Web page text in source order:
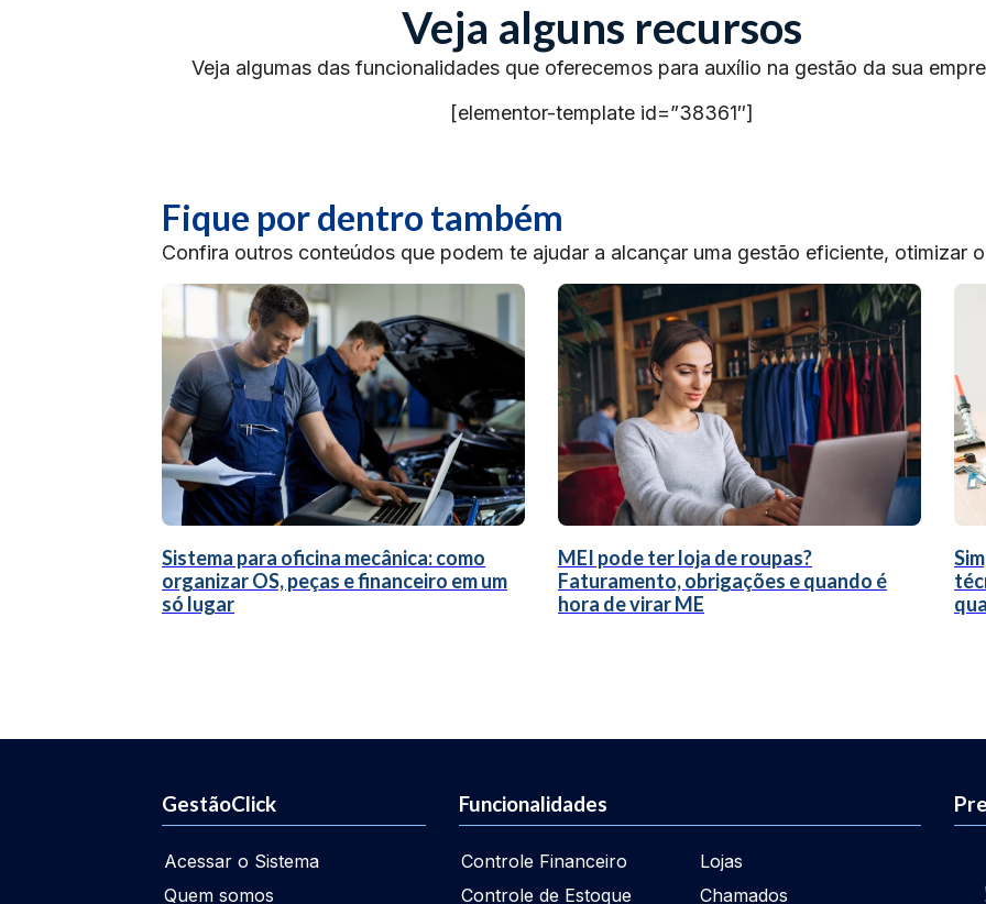
Veja alguns recursos
Veja algumas das funcionalidades que oferecemos para auxílio na gestão da sua
[elementor-template id=”38361″]
Fique por dentro também
Confira outros conteúdos que podem te ajudar a alcançar uma gestão eficiente, otimizar
Sistema para oficina mecânica: como
organizar OS, peças e financeiro em um
só lugar
MEI pode ter loja de roupas?
Faturamento, obrigações e quando é
hora de virar ME
GestãoClick
Acessar o Sistema
Quem somos
Funcionalidades
Controle Financeiro
Controle de Estoque
Lojas
Chamados